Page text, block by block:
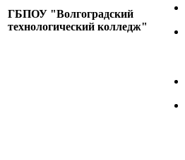
ГБПОУ "Волгоградский
технологический колледж"